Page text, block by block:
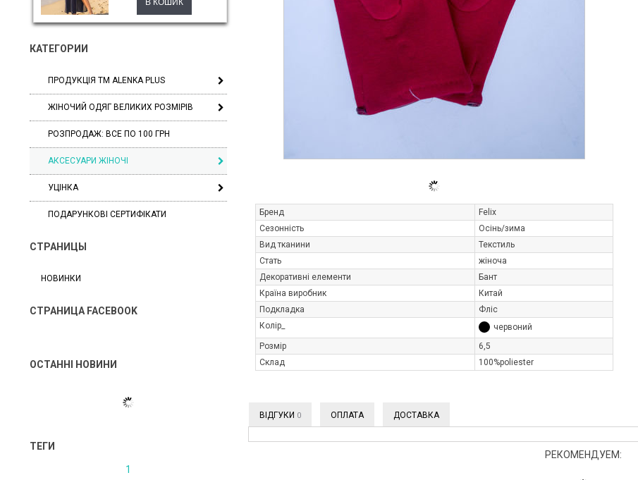
КАТЕГОРИИ
ПРОДУКЦІЯ ТМ ALENKA PLUS
ЖІНОЧИЙ ОДЯГ ВЕЛИКИХ РОЗМІРІВ
РОЗПРОДАЖ: ВСЕ ПО 100 ГРН
АКСЕСУАРИ ЖІНОЧІ
УЦІНКА
ПОДАРУНКОВІ СЕРТИФІКАТИ
СТРАНИЦЫ
НОВИНКИ
СТРАНИЦА FACEBOOK
ОСТАННІ НОВИНИ
ТЕГИ
1
Бренд
Felix
Сезонність
Осінь/зима
Вид тканини
Текстиль
Стать
жіноча
Декоративні елементи
Бант
Країна виробник
Китай
Подкладка
Фліс
Колір_
червоний
Розмір
6,5
Склад
100%poliester
ВІДГУКИ 0 ОПЛАТА ДОСТАВКА
РЕКОМЕНДУЕМ: